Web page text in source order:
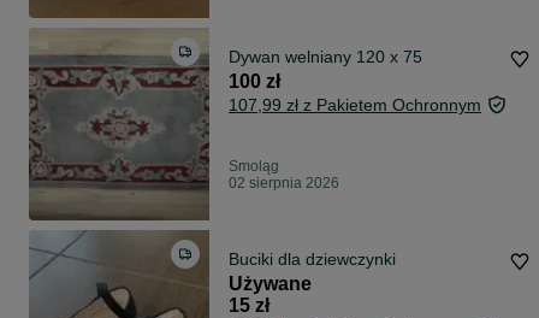
Dywan welniany 120 x 75
100 zł
107,99 zł z Pakietem Ochronnym
Smoląg
02 sierpnia 2026
Buciki dla dziewczynki
Używane
15 zł